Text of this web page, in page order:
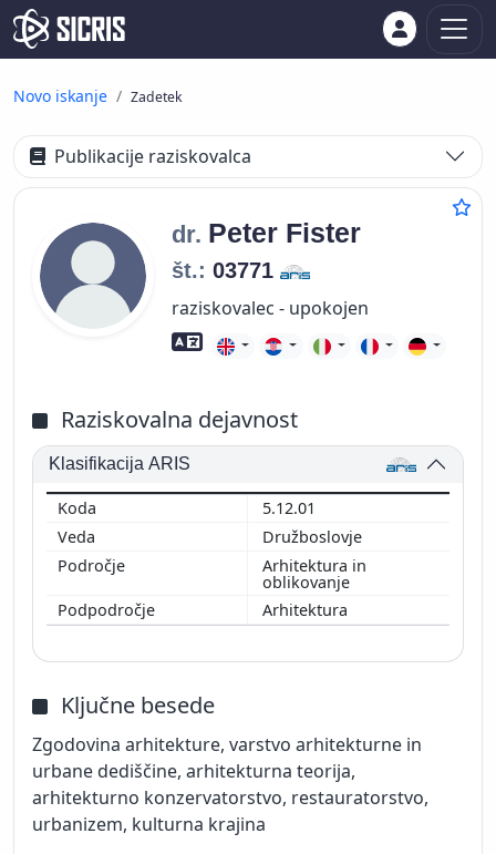
Novo iskanje Zadetek
Publikacije raziskovalca
dr. Peter Fister
št.: 03771
raziskovalec - upokojen
Znanje tujih jezikov
Raziskovalna dejavnost
Klasifikacija ARIS
5.12.01
Družboslovje
Arhitektura in
oblikovanje
Arhitektura
Ključne besede
Zgodovina arhitekture, varstvo arhitekturne in
urbane dediščine, arhitekturna teorija,
arhitekturno konzervatorstvo, restauratorstvo,
urbanizem, kulturna krajina